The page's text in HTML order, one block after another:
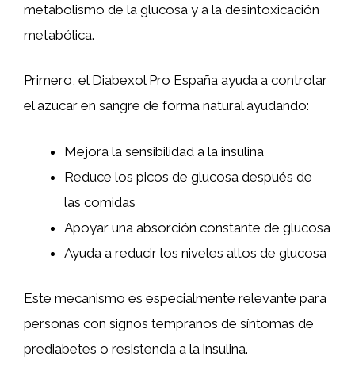
metabolismo de la glucosa y a la desintoxicación
metabólica.
Primero, el Diabexol Pro España ayuda a controlar
el azúcar en sangre de forma natural ayudando:
Mejora la sensibilidad a la insulina
Reduce los picos de glucosa después de
las comidas
Apoyar una absorción constante de glucosa
Ayuda a reducir los niveles altos de glucosa
Este mecanismo es especialmente relevante para
personas con signos tempranos de síntomas de
prediabetes o resistencia a la insulina.